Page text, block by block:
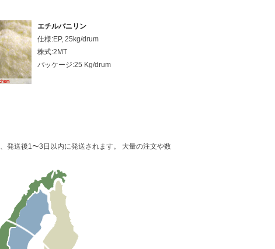
エチルバニリン
仕様:EP, 25kg/drum
株式:2MT
パッケージ:25 Kg/drum
発送後1〜3日以内に発送されます。 大量の注文や数